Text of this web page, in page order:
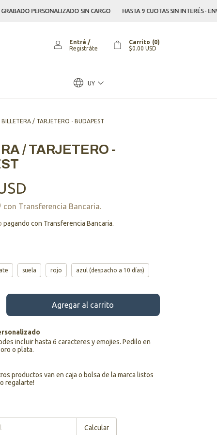
PERSONALIZADO SIN CARGO HASTA 9 CUOTAS SIN INTERÉS · ENVÍO
Entrá /
Registráte
Carrito (0)
$0.00 USD
UY
BILLETERA / TARJETERO - BUDAPEST
/ TARJETERO -
con Transferencia Bancaria.
pagando con Transferencia Bancaria.
suela rojo azul (despacho a 10 días)
incluir hasta 6 caracteres y emojies. Pedilo en
o plata.
productos van en caja o bolsa de la marca listos
regalarte!
Calcular